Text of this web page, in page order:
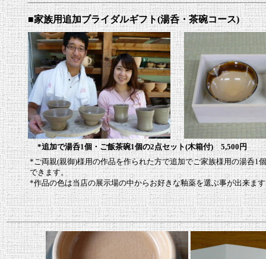
■家族用追加ブライダルギフト(湯呑・茶碗コース)
*追加で湯呑1個・ご飯茶碗1個の2点セット(木箱付) 5,500円
*ご両親(親御)様用の作品を作られた方で追加でご家族様用の湯呑1
できます。
*作品の色は当店の展示場の中からお好きな釉薬を選ぶ事が出来ま